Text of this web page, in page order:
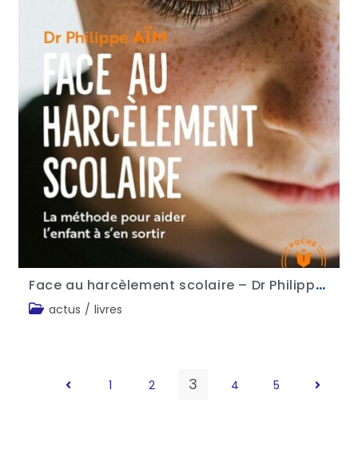
Face au harcèlement scolaire – Dr Philippe Aïm
actus / livres
1 2 3 4 5